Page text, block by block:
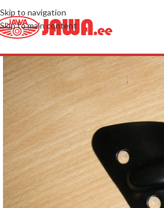
Skip to navigation
Skip to main content